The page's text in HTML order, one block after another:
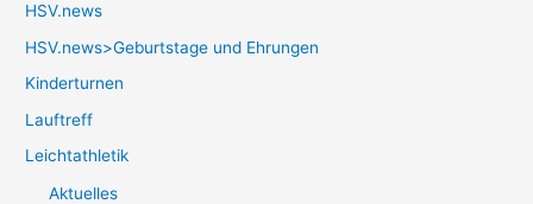
HSV.news
HSV.news>Geburtstage und Ehrungen
Kinderturnen
Lauftreff
Leichtathletik
Aktuelles